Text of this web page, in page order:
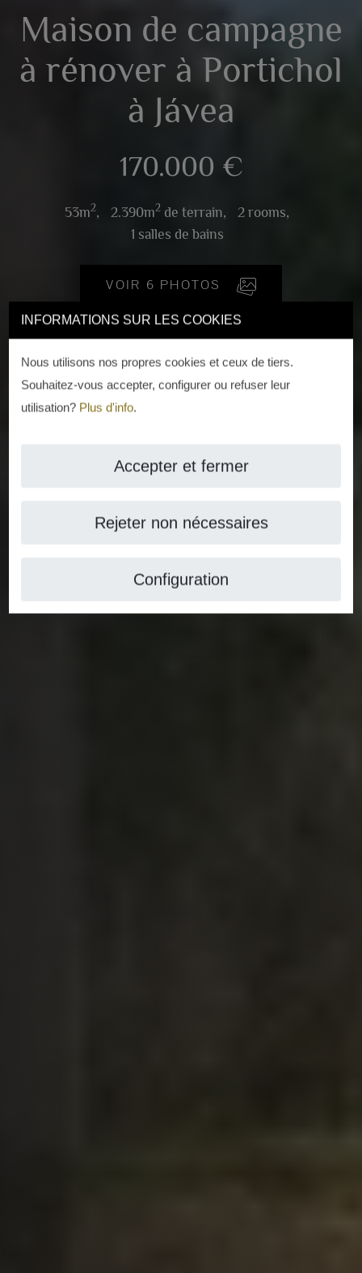
INFORMATIONS SUR LES COOKIES
Nous utilisons nos propres cookies et ceux de tiers.
Souhaitez-vous accepter, configurer ou refuser leur
utilisation? Plus d'info.
Accepter et fermer
Rejeter non nécessaires
Configuration
Maison de campagne
à rénover à Portichol
à Jávea
170.000 €
53m2, 2.390m2 de terrain,
2 rooms,
1 salles de bains
VOIR 6 PHOTOS